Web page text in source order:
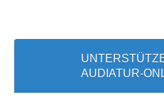
AUDIATUR-